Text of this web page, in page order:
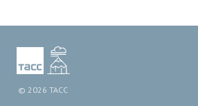
© 2026 ТАСС